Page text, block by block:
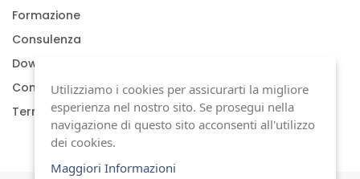
Formazione
Consulenza
Download documenti
Condizioni generali
Termini di garanzia
Utilizziamo i cookies per assicurarti la migliore
esperienza nel nostro sito. Se prosegui nella
navigazione di questo sito acconsenti all'utilizzo
dei cookies.
Maggiori Informazioni